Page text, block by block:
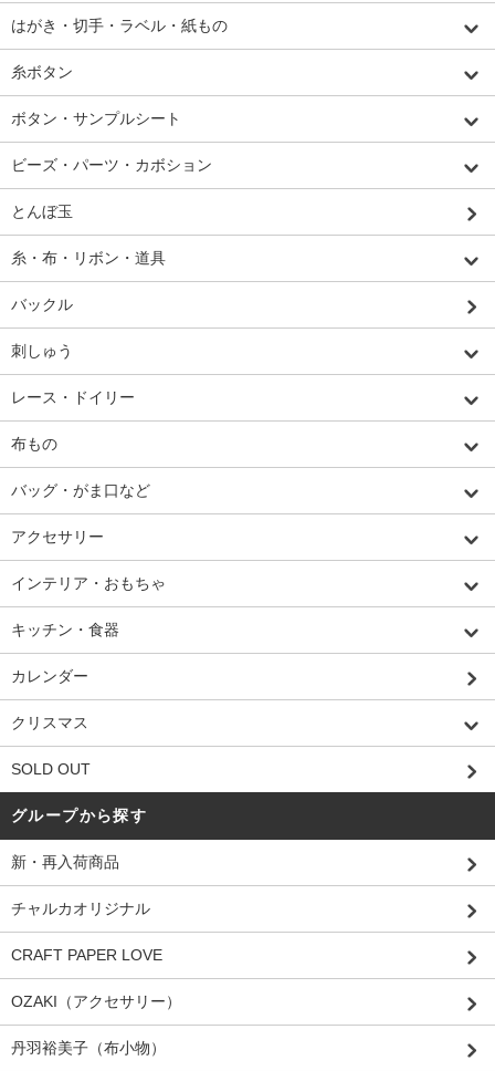
はがき・切手・ラベル・紙もの
糸ボタン
ボタン・サンプルシート
ビーズ・パーツ・カボション
とんぼ玉
糸・布・リボン・道具
バックル
刺しゅう
レース・ドイリー
布もの
バッグ・がま口など
アクセサリー
インテリア・おもちゃ
キッチン・食器
カレンダー
クリスマス
SOLD OUT
グループから探す
新・再入荷商品
チャルカオリジナル
CRAFT PAPER LOVE
OZAKI（アクセサリー）
丹羽裕美子（布小物）